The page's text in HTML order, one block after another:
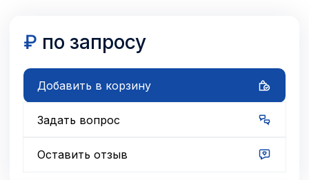
₽ по запросу
Добавить в корзину
Задать вопрос
Оставить отзыв